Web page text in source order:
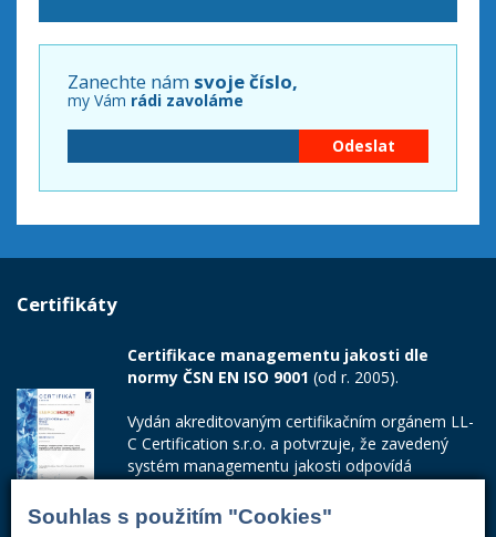
Souhlas s použitím "Cookies"
Zanechte nám svoje číslo,
my Vám rádi zavoláme
Certifikáty
Certifikace managementu jakosti dle
normy ČSN EN ISO 9001 (od r. 2005).
Vydán akreditovaným certifikačním orgánem LL-
C Certification s.r.o. a potvrzuje, že zavedený
systém managementu jakosti odpovídá
Číslo certifikátu: 42014103